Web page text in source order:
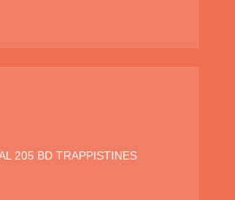
205 BD TRAPPISTINES